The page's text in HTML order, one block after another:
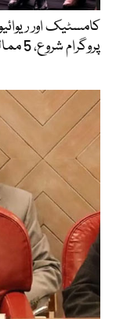
کامسٹیک اور
پروگرام شروع، 5 ممالک کے نوجوان منتخب